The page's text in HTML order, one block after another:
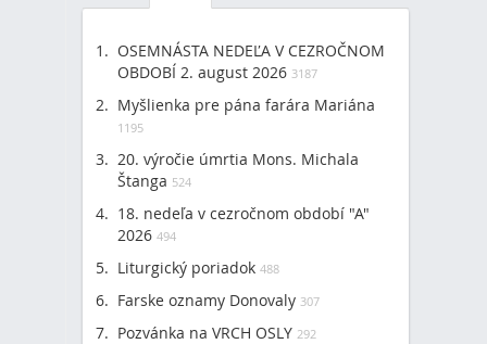
OSEMNÁSTA NEDEĽA V CEZROČNOM
OBDOBÍ 2. august 2026 3187
Myšlienka pre pána farára Mariána
1195
20. výročie úmrtia Mons. Michala
Štanga 524
18. nedeľa v cezročnom období "A"
2026 494
Liturgický poriadok 488
Farske oznamy Donovaly 307
Pozvánka na VRCH OSLY 292